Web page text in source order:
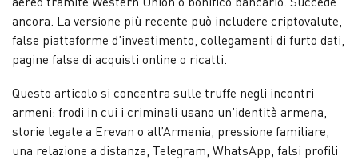
ancora. La versione più recente può includere criptovalute,
false piattaforme d’investimento, collegamenti di furto dati,
pagine false di acquisti online o ricatti.
Questo articolo si concentra sulle truffe negli incontri
armeni: frodi in cui i criminali usano un’identità armena,
storie legate a Erevan o all’Armenia, pressione familiare,
una relazione a distanza, Telegram, WhatsApp, falsi profili